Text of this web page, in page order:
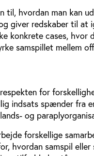
til, hvordan man kan
giver redskaber til at
konkrete cases, hvor
samspillet mellem
for
indsats spænder fra
og
forskellige
hvordan samspil